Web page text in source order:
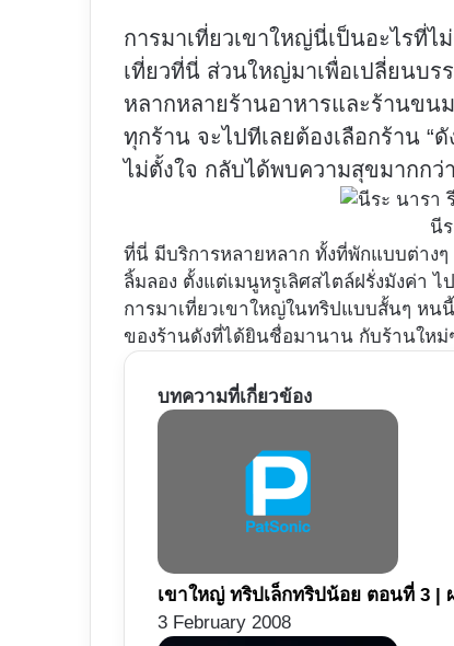
การมาเที่ยวเขาใหญ่นี่เป็นอะไรที่
เที่ยวที่นี่ ส่วนใหญ่มาเพื่อเปลี่ยนบร
หลากหลายร้านอาหารและร้านขน
ทุกร้าน จะไปทีเลยต้องเลือกร้าน “
ไม่ตั้งใจ กลับได้พบความสุขมากกว่
นี
ที่นี่ มีบริการหลายหลาก ทั้งที่พักแบบต่าง
ลิ้มลอง ตั้งแต่เมนูหรูเลิศสไตล์ฝรั่งมังค่า
การมาเที่ยวเขาใหญ่ในทริปแบบสั้นๆ หน
ของร้านดังที่ได้ยินชื่อมานาน กับร้านให
บทความที่เกี่ยวข้อง
เขาใหญ่ ทริปเล็กทริปน้อย ตอนที่ 3 |
3 February 2008